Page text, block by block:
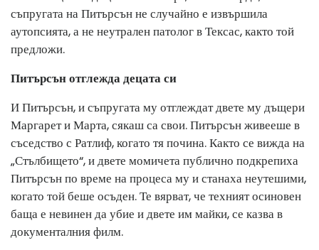
съпругата на Питърсън не случайно е извършила
аутопсията, а не неутрален патолог в Тексас, както той
предложи.
Питърсън отглежда децата си
И Питърсън, и съпругата му отглеждат двете му дъщери
Маргарет и Марта, сякаш са свои. Питърсън живееше в
съседство с Ратлиф, когато тя почина. Както се вижда на
„Стълбището“, и двете момичета публично подкрепиха
Питърсън по време на процеса му и станаха неутешими,
когато той беше осъден. Те вярват, че техният осиновен
баща е невинен да убие и двете им майки, се казва в
документалния филм.